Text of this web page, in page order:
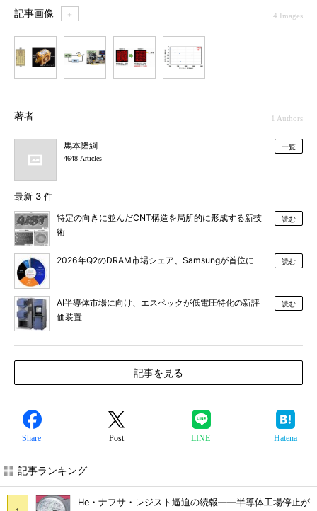
記事画像 ＋ 4 Images
著者 1 Authors
馬本隆綱
4648 Articles
一覧
最新 3 件
特定の向きに並んだCNT構造を局所的に形成する新技
術
読む
2026年Q2のDRAM市場シェア、Samsungが首位に 読む
AI半導体市場に向け、エスペックが低電圧特化の新評
価装置
読む
記事を見る
Share Post LINE Hatena
記事ランキング
He・ナフサ・レジスト逼迫の続報――半導体工場停止が